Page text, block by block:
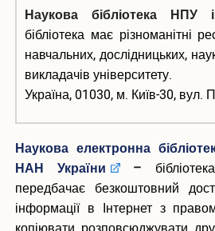
Наукова бібліотека НПУ
бібліотека має різноманітні
навчальних, дослідницьких,
викладачів університету.
Україна, 01030, м. Київ-30, вул.
Наукова електронна
НАН України
–
передбачає безкоштовний
інформації в Інтернет з